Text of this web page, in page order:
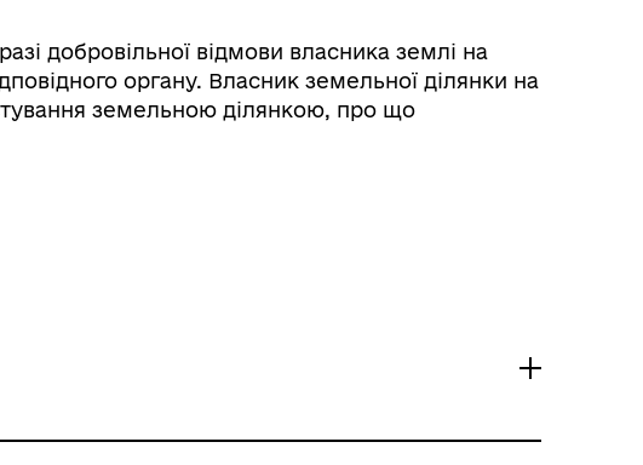
добровільної відмови власника землі на
органу. Власник земельної ділянки на
земельною ділянкою, про що